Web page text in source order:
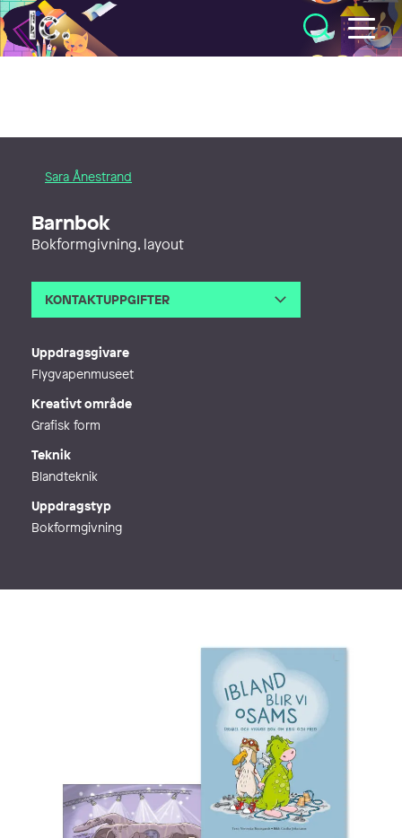
Illustratörcentrum
Sara Ånestrand
Barnbok
Bokformgivning, layout
KONTAKTUPPGIFTER
Uppdragsgivare
Flygvapenmuseet
Kreativt område
Grafisk form
Teknik
Blandteknik
Uppdragstyp
Bokformgivning